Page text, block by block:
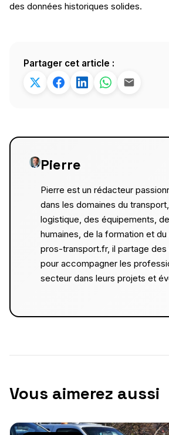
des données historiques solides.
Partager cet article :
Pierre
Pierre est un rédacteur
dans les domaines du
logistique, des équipements,
humaines, de la formation et du
pros-transport.fr, il partage
pour accompagner les
secteur dans leurs projets et
Vous aimerez aussi